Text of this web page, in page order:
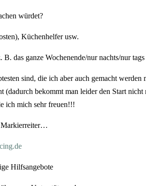
würdet?
Küchenhelfer usw.
das ganze Wochenende/nur nachts/nur tags
sind, die ich aber auch gemacht werden
(dadurch bekommt man leider den Start
ich mich sehr freuen!!!
Markierreiter…
Hilfsangebote